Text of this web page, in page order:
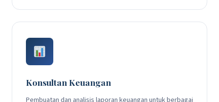
Konsultan Keuangan
Pembuatan dan analisis laporan keuangan untuk berbagai